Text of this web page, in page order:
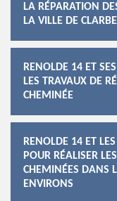
LA RÉPARATION
LA VILLE DE
RENOLDE 14 ET
LES TRAVAUX DE
CHEMINÉE
RENOLDE 14 ET
POUR RÉALISER
CHEMINÉES DANS
ENVIRONS